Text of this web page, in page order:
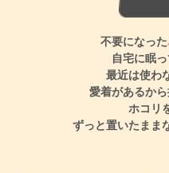
不要になった
自宅に眠
最近は使わ
愛着があるか
ホコリ
ずっと置いたまま